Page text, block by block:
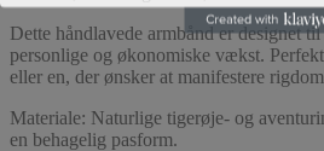
Dette håndlavede armbånd er designet
personlige og økonomiske vækst.
eller en, der ønsker at manifestere
Materiale: Naturlige tigerøje- og
en behagelig pasform.